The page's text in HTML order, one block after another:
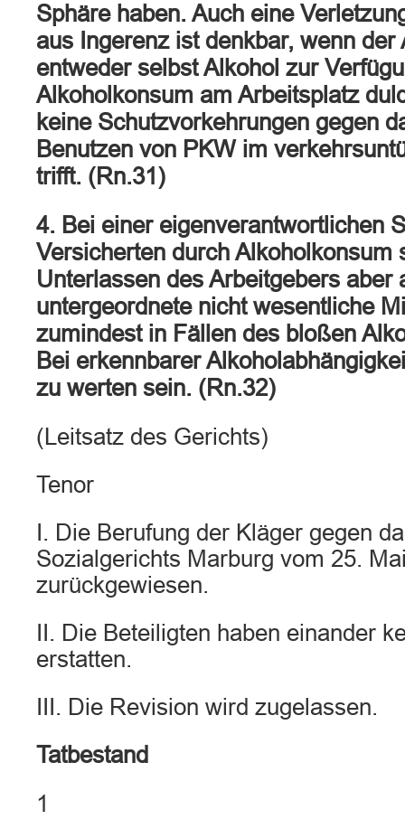
Sphäre haben. Auch eine
aus Ingerenz ist denkbar, wenn der
entweder selbst Alkohol zur
Alkoholkonsum am Arbeitsplatz
keine Schutzvorkehrungen gegen
Benutzen von PKW im
trifft. (Rn.31)
4. Bei einer eigenverantwortlichen
Versicherten durch Alkoholkonsum
Unterlassen des Arbeitgebers aber
untergeordnete nicht wesentliche
zumindest in Fällen des bloßen
Bei erkennbarer
zu werten sein. (Rn.32)
(Leitsatz des Gerichts)
Tenor
I. Die Berufung der Kläger gegen
Sozialgerichts Marburg vom 25.
zurückgewiesen.
II. Die Beteiligten haben einander
erstatten.
III. Die Revision wird zugelassen.
Tatbestand
1